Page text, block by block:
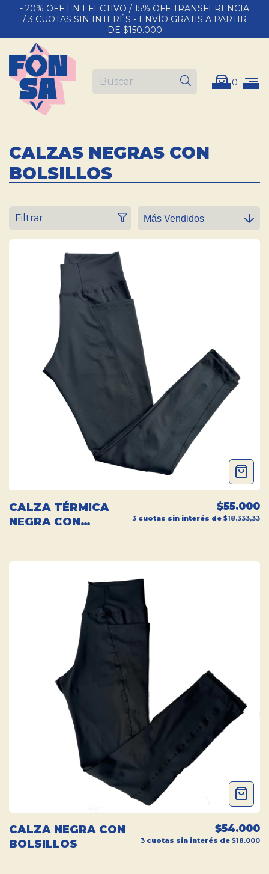
- 20% OFF EN EFECTIVO / 15% OFF TRANSFERENCIA
/ 3 CUOTAS SIN INTERÉS - ENVÍO GRATIS A PARTIR
DE $150.000
0
CALZAS NEGRAS CON
BOLSILLOS
Filtrar
CALZA TÉRMICA
NEGRA CON
$55.000
3 cuotas sin interés de $18.333,33
CALZA NEGRA CON
BOLSILLOS
$54.000
3 cuotas sin interés de $18.000